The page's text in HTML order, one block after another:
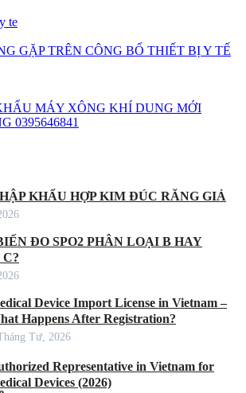
GẶP TRÊN CÔNG BỐ THIẾT BỊ Y TẾ
MÁY XÔNG KHÍ DUNG MỚI
0395646841
KHẨU HỢP KIM ĐÚC RĂNG GIẢ
ĐO SPO2 PHÂN LOẠI B HAY
Device Import License in Vietnam –
Happens After Registration?
Tư, 2026
Representative in Vietnam for
Devices (2026)